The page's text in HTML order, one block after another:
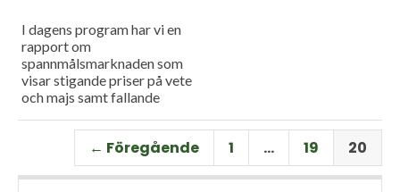
I dagens program har vi en
rapport om
spannmålsmarknaden som
visar stigande priser på vete
och majs samt fallande
premiär för vårt
måndagsprogram med en
längre intervju med Erik
Stjerndahl vd för HIR Skåne,
← Föregående 1 … 19 20